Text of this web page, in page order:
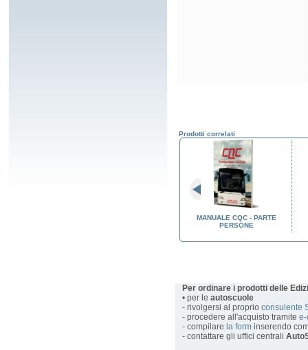
Prodotti correlati
MANUALE CQC - PARTE
PERSONE
Per ordinare i prodotti delle
• per le autoscuole
- rivolgersi al proprio consulente
- procedere all'acquisto tramite e-
- compilare la form inserendo
- contattare gli uffici centrali